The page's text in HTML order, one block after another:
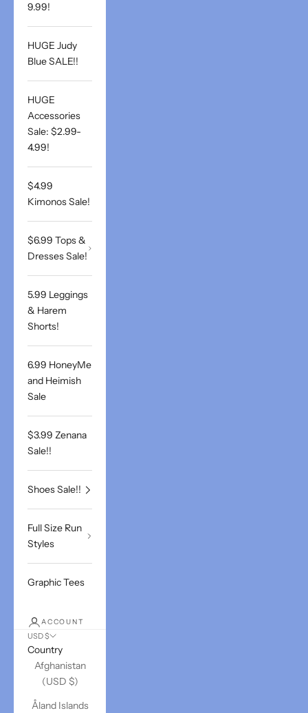
9.99!
HUGE Judy
Blue SALE!!
HUGE
Accessories
Sale: $2.99-
4.99!
$4.99
Kimonos Sale!
$6.99 Tops &
Dresses Sale!
5.99 Leggings
& Harem
Shorts!
6.99 HoneyMe
and Heimish
Sale
$3.99 Zenana
Sale!!
Shoes Sale!!
Full Size Run
Styles
Graphic Tees
ACCOUNT
USD $
Country
Afghanistan
(USD $)
Åland Islands